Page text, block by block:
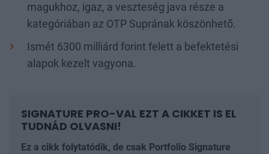
magukhoz, igaz, a veszteség java része a
kategóriában az OTP Suprának köszönhető.
Ismét 6300 milliárd forint felett a befektetési
alapok kezelt vagyona.
SIGNATURE PRO-VAL EZT A CIKKET IS EL
TUDNÁD OLVASNI!
Ez a cikk folytatódik, de csak Portfolio Signature